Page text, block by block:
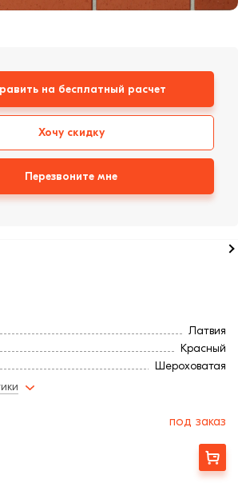
формовки
на бесплатный расчет
Хочу скидку
Перезвоните мне
Латвия
Красный
Шероховатая
под заказ
Заказать